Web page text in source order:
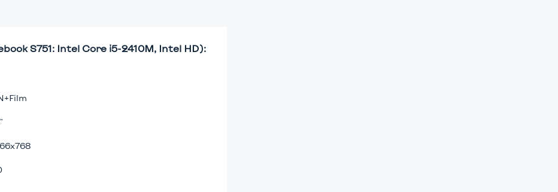
S751: Intel Core i5-2410M, Intel HD):